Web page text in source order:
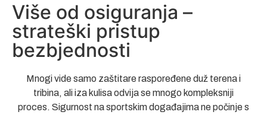
Više od osiguranja –
strateški pristup
bezbjednosti
Mnogi vide samo zaštitare raspoređene duž terena i
tribina, ali iza kulisa odvija se mnogo kompleksniji
proces. Sigurnost na sportskim događajima ne počinje s